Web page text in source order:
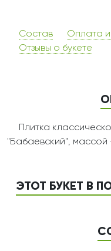
Состав Оплата и
Отзывы о букете
Плитка
"Бабаевский", массой
ЭТОТ БУКЕТ В